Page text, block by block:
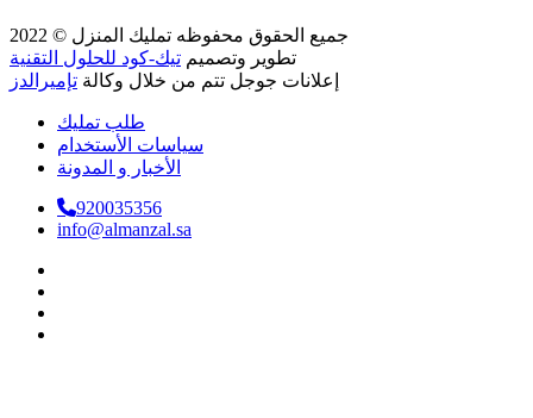
جميع الحقوق محفوظه تمليك المنزل © 2022
تطوير وتصميم تيك-كود للحلول التقنية
إعلانات جوجل تتم من خلال وكالة تإميرالدز
طلب تمليك
سياسات الأستخدام
الأخبار و المدونة
920035356
info@almanzal.sa